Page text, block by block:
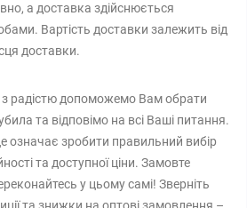
а доставка здійснюється
Вартість доставки залежить від
доставки.
радістю допоможемо Вам обрати
та відповімо на всі Ваші питання.
означає зробити правильний вибір
та доступної ціни. Замовте
у цьому самі! Зверніть